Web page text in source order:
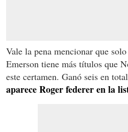
Vale la pena mencionar que
Emerson tiene más títulos que
este certamen. Ganó seis en
aparece Roger federer en la